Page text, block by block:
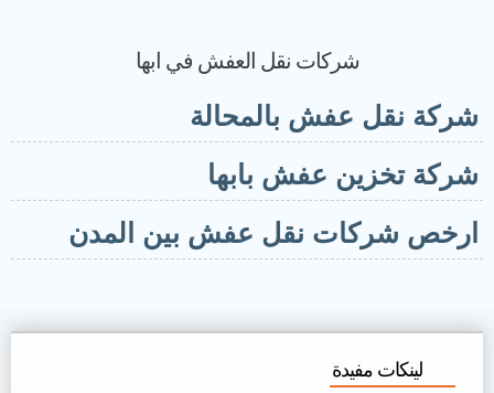
شركات نقل العفش في ابها
نقل عفش بالمحالة
تخزين عفش بابها
شركات نقل عفش بين المدن
لينكات مفيدة